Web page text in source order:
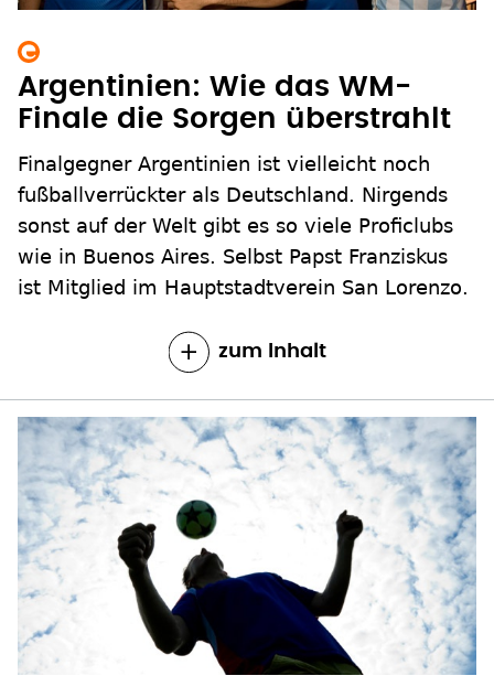
Argentinien: Wie das WM-
Finale die Sorgen überstrahlt
Finalgegner Argentinien ist vielleicht noch
fußballverrückter als Deutschland. Nirgends
sonst auf der Welt gibt es so viele Proficlubs
wie in Buenos Aires. Selbst Papst Franziskus
ist Mitglied im Hauptstadtverein San Lorenzo.
zum Inhalt